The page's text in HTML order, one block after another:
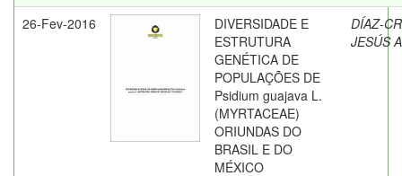
26-Fev-2016
DIVERSIDADE E
ESTRUTURA
GENÉTICA DE
POPULAÇÕES DE
Psidium guajava L.
(MYRTACEAE)
ORIUNDAS DO
BRASIL E DO
MÉXICO
DÍAZ-
JESÚS